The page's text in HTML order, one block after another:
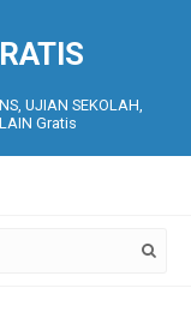
UJIAN SEKOLAH,
Gratis